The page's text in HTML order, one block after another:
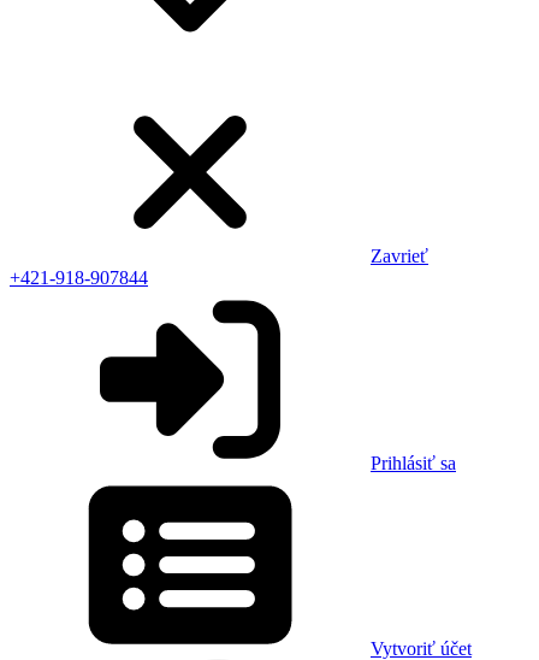
Zavrieť
+421-918-907844
Prihlásiť sa
Vytvoriť účet